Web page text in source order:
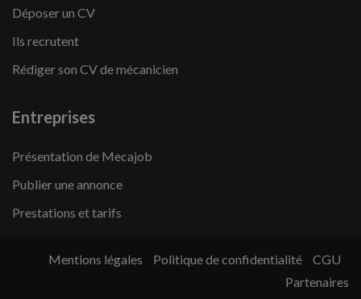
Déposer un CV
Ils recrutent
Rédiger son CV de mécanicien
Entreprises
Présentation de Mecajob
Publier une annonce
Prestations et tarifs
Mentions légales Politique de confidentialité
CGU
Partenaires